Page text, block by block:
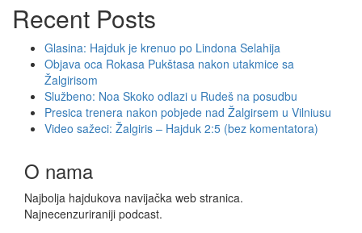
Recent Posts
Glasina: Hajduk je krenuo po Lindona Selahija
Objava oca Rokasa Pukštasa nakon utakmice sa
Žalgirisom
Službeno: Noa Skoko odlazi u Rudeš na posudbu
Presica trenera nakon pobjede nad Žalgirsem u Vilniusu
Video sažeci: Žalgiris – Hajduk 2:5 (bez komentatora)
O nama
Najbolja hajdukova navijačka web stranica.
Najnecenzuriraniji podcast.